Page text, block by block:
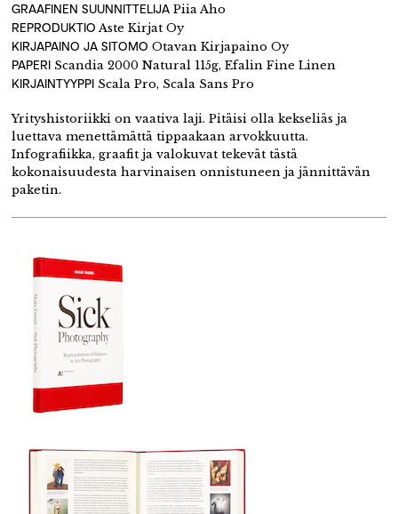
GRAAFINEN SUUNNITTELIJA Piia Aho
REPRODUKTIOAste Kirjat Oy
KIRJAPAINO JA SITOMO Otavan Kirjapaino Oy
PAPERI Scandia 2000 Natural 115g, Efalin Fine Linen
KIRJAINTYYPPI Scala Pro, Scala Sans Pro
Yrityshistoriikki on vaativa laji. Pitäisi olla kekseliäs ja
luettava menettämättä tippaakaan arvokkuutta.
Infografiikka, graafit ja valokuvat tekevät tästä
kokonaisuudesta harvinaisen onnistuneen ja jännittävän
paketin.